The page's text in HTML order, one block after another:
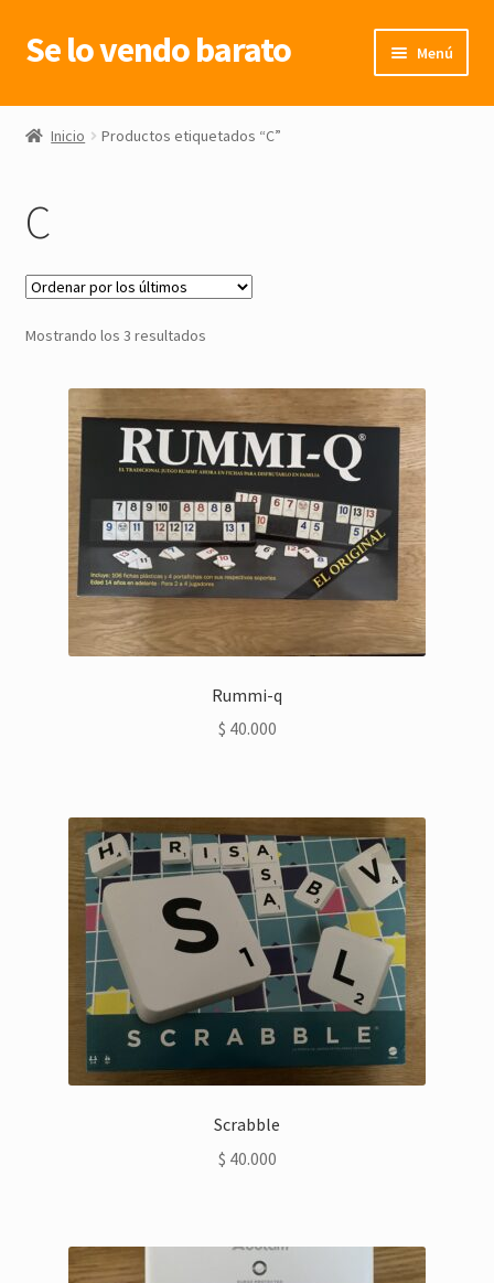
Ir
a
navegación
Ir
al
Se lo vendo barato Menú
Inicio
Inicio Productos etiquetados “C”
C
Mostrando los 3 resultadosOrdenado
últimos
Rummi-q
$ 40.000
Scrabble
$ 40.000